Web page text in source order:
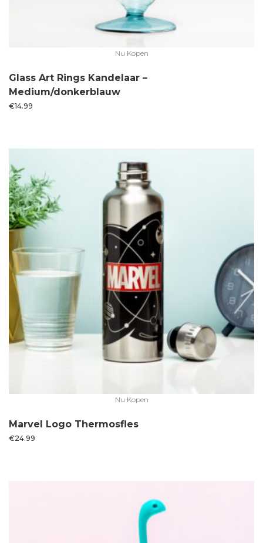
Nu Kopen
Glass Art Rings Kandelaar –
Medium/donkerblauw
€14.99
Nu Kopen
Marvel Logo Thermosfles
€24.99